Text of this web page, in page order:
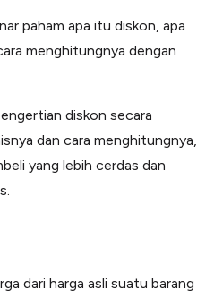
dengan API
paham apa itu diskon, apa
menghitungnya dengan
diskon secara
dan cara menghitungnya,
yang lebih cerdas dan
dari harga asli suatu barang